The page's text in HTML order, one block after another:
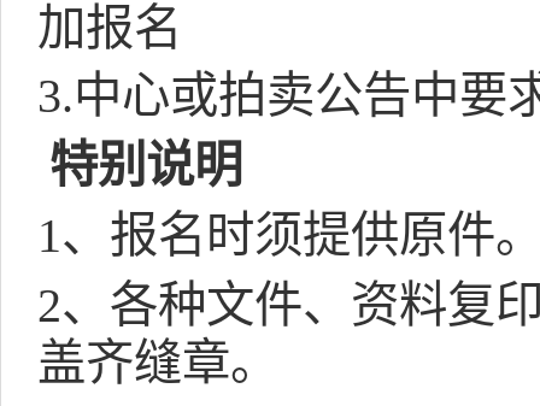
加报名
3.中心或拍卖公告中要
特别说明
1、报名时须提供原件
2、各种文件、资料复
盖齐缝章。